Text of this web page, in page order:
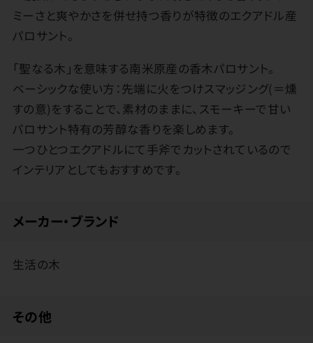
ミーさと爽やかさを併せ持つ香りが特徴のエクアドル産
パロサント。
「聖なる木」を意味する南米原産の香木パロサント。
ベーシックな使い方：先端に火をつけスマッジング(＝燻
すの意)をすることで、素材のままに、スモーキーで甘い
パロサント特有の芳醇な香りを楽しめます。
一つひとつエクアドルにて手斧でカットされているので
インテリアとしてもおすすめです。
メーカー・ブランド
生活の木
その他